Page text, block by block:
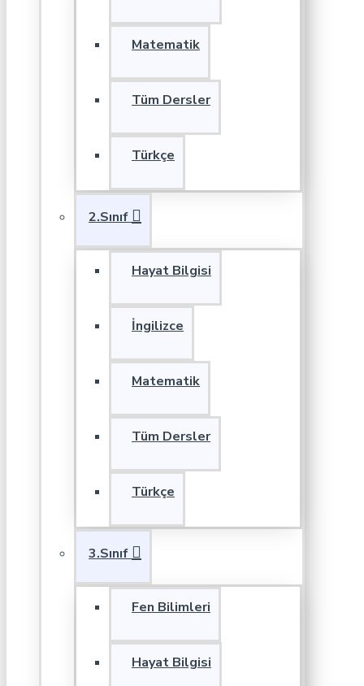
Matematik
Tüm Dersler
Türkçe
2.Sınıf
Hayat Bilgisi
İngilizce
Matematik
Tüm Dersler
Türkçe
3.Sınıf
Fen Bilimleri
Hayat Bilgisi